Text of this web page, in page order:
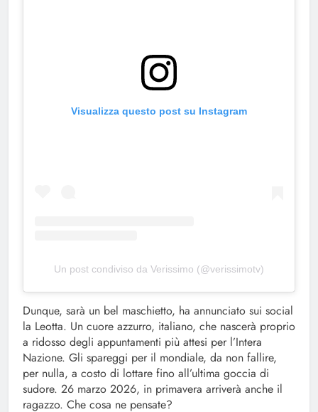
Visualizza questo post su Instagram
Un post condiviso da Verissimo (@verissimotv)
Dunque, sarà un bel maschietto, ha annunciato sui social
la Leotta. Un cuore azzurro, italiano, che nascerà proprio
a ridosso degli appuntamenti più attesi per l’Intera
Nazione. Gli spareggi per il mondiale, da non fallire,
per nulla, a costo di lottare fino all’ultima goccia di
sudore. 26 marzo 2026, in primavera arriverà anche il
ragazzo. Che cosa ne pensate?